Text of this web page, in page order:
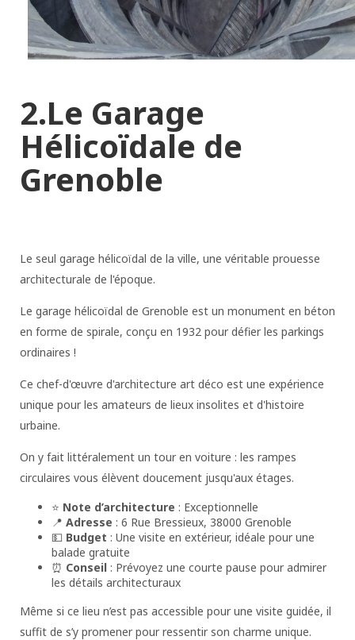
2.Le Garage
Hélicoïdale de
Grenoble
Le seul garage hélicoïdal de la ville, une véritable prouesse
architecturale de l'époque.
Le garage hélicoïdal de Grenoble est un monument en béton
en forme de spirale, conçu en 1932 pour défier les parkings
ordinaires !
Ce chef-d'œuvre d'architecture art déco est une expérience
unique pour les amateurs de lieux insolites et d'histoire
urbaine.
On y fait littéralement un tour en voiture : les rampes
circulaires vous élèvent doucement jusqu'aux étages.
⭐ Note d’architecture : Exceptionnelle
📍 Adresse : 6 Rue Bressieux, 38000 Grenoble
💵 Budget : Une visite en extérieur, idéale pour une
balade gratuite
⏰ Conseil: Prévoyez une courte pause pour admirer
les détails architecturaux
Même si ce lieu n’est pas accessible pour une visite guidée, il
suffit de s’y promener pour ressentir son charme unique.